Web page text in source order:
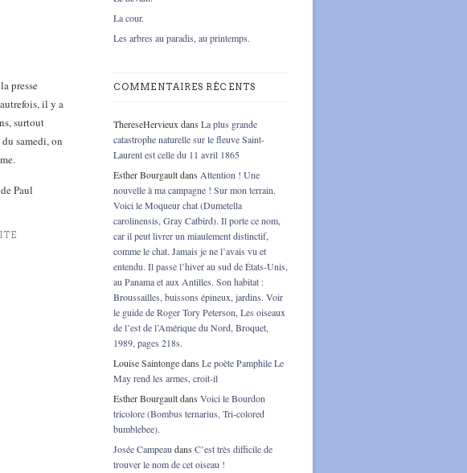
presse
il y a
surtout
samedi, on
Paul
La cour.
Les arbres au paradis, au printemps.
COMMENTAIRES RÉCENTS
ThereseHervieux dans La plus grande
catastrophe naturelle sur le fleuve Saint-
Laurent est celle du 11 avril 1865
Esther Bourgaultdans Attention ! Une
nouvelle à ma campagne ! Sur mon terrain.
Voici le Moqueur chat (Dumetella
carolinensis, Gray Catbird). Il porte ce nom,
car il peut livrer un miaulement distinctif,
comme le chat. Jamais je ne l’avais vu et
entendu. Il passe l’hiver au sud de États-Unis,
au Panama et aux Antilles. Son habitat :
Broussailles, buissons épineux, jardins. Voir
le guide de Roger Tory Peterson, Les oiseaux
de l’est de l’Amérique du Nord, Broquet,
1989, pages 218s.
Louise Saintongedans Le poète Pamphile Le
May rend les armes, croit-il
Esther Bourgaultdans Voici le Bourdon
tricolore (Bombus ternarius, Tri-colored
bumblebee).
Josée Campeau dans C’est très difficile de
trouver le nom de cet oiseau !